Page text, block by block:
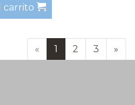
carrito
« 1 2 3 »